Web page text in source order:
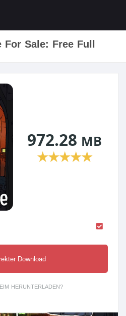
Sale: Free Full
972.28 MB
★★★★★
Download
HERUNTERLADEN?